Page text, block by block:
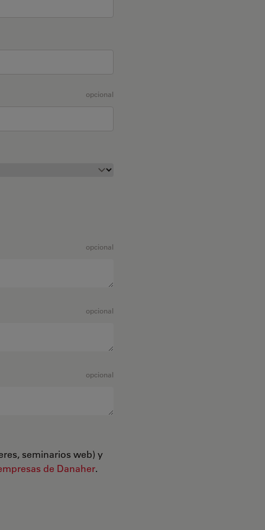
opcional
opcional
opcional
opcional
seminarios web) y
de Danaher.